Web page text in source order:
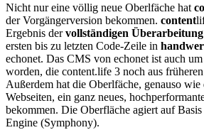
Nicht nur eine völlig neue Oberlfäche hat
der Vorgängerversion bekommen. content
Ergebnis dervollständigen Überarbeitung
ersten bis zu letzten Code-Zeile in
echonet. Das CMS von echonet ist auch
worden, die content.life 3 noch aus
Außerdem hat die Oberlfäche, genauso wie
Webseiten, ein ganz neues,
bekommen. Die Oberfläche agiert auf
Engine (Symphony).